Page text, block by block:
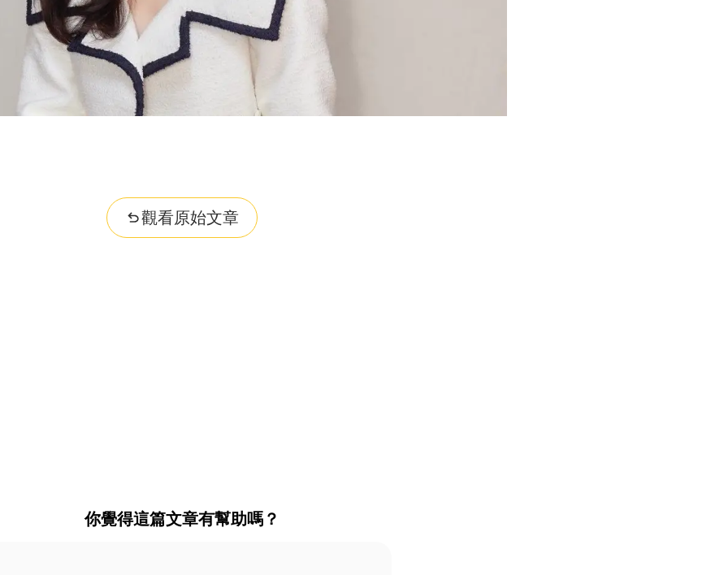
觀看原始文章
你覺得這篇文章有幫助嗎？